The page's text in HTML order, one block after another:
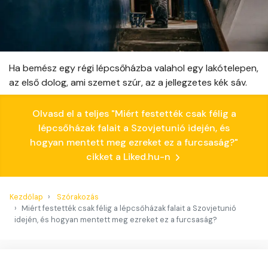
Ha bemész egy régi lépcsőházba valahol egy lakótelepen,
az első dolog, ami szemet szúr, az a jellegzetes kék sáv.
Olvasd el a teljes "Miért festették csak félig a
lépcsőházak falait a Szovjetunió idején, és
hogyan mentett meg ezreket ez a furcsaság?"
cikket a Liked.hu-n
Kezdőlap
Szórakozás
Miért festették csak félig a lépcsőházak falait a Szovjetunió
idején, és hogyan mentett meg ezreket ez a furcsaság?